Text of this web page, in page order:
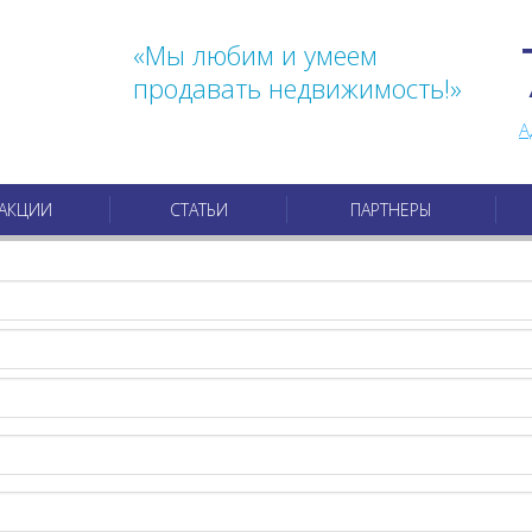
«Мы любим и умеем
продавать недвижимость!»
СТАТЬИ ПАРТНЕРЫ